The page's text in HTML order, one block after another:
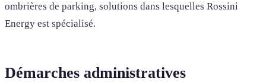
ombrières de parking, solutions dans lesquelles Rossini
Energy est spécialisé.
Démarches administratives